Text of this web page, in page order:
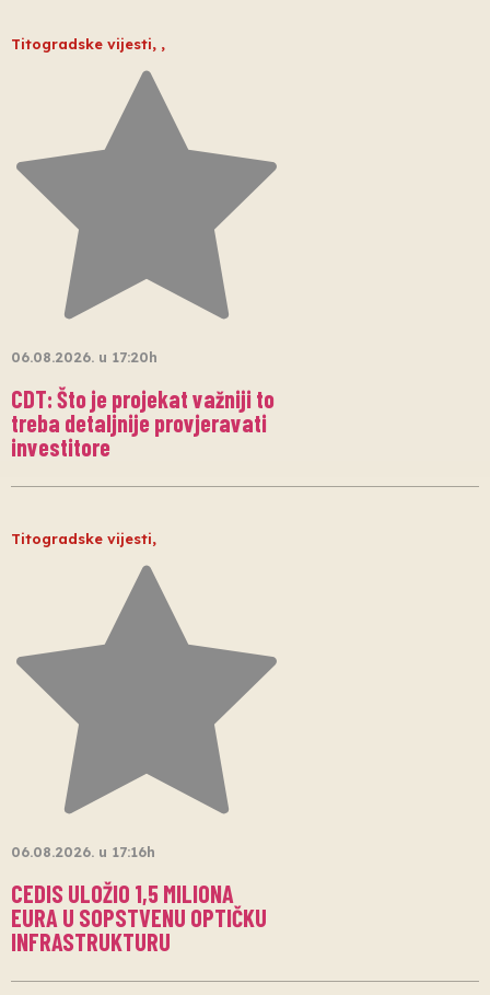
Titogradske vijesti, ,
06.08.2026. u 17:20h
CDT: Što je projekat važniji to
treba detaljnije provjeravati
investitore
Titogradske vijesti,
06.08.2026. u 17:16h
CEDIS ULOŽIO 1,5 MILIONA
EURA U SOPSTVENU OPTIČKU
INFRASTRUKTURU